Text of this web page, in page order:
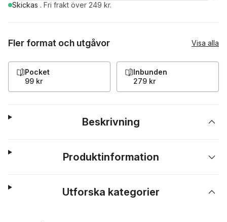
Skickas . Fri frakt över 249 kr.
Fler format och utgåvor Visa alla
Pocket
99 kr
Inbunden
279 kr
Beskrivning
Produktinformation
Utforska kategorier